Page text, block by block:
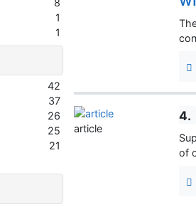
4.
of
article
1
1
42
37
26
25
21